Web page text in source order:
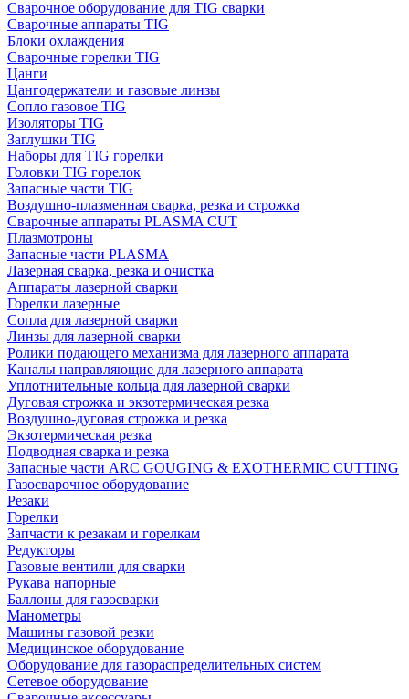
Сварочное оборудование для TIG сварки
Сварочные аппараты TIG
Блоки охлаждения
Сварочные горелки TIG
Цанги
Цангодержатели и газовые линзы
Сопло газовое TIG
Изоляторы TIG
Заглушки TIG
Наборы для TIG горелки
Головки TIG горелок
Запасные части TIG
Воздушно-плазменная сварка, резка и строжка
Сварочные аппараты PLASMA CUT
Плазмотроны
Запасные части PLASMA
Лазерная сварка, резка и очистка
Аппараты лазерной сварки
Горелки лазерные
Сопла для лазерной сварки
Линзы для лазерной сварки
Ролики подающего механизма для лазерного аппарата
Каналы направляющие для лазерного аппарата
Уплотнительные кольца для лазерной сварки
Дуговая строжка и экзотермическая резка
Воздушно-дуговая строжка и резка
Экзотермическая резка
Подводная сварка и резка
Запасные части ARC GOUGING & EXOTHERMIC CUTTING
Газосварочное оборудование
Резаки
Горелки
Запчасти к резакам и горелкам
Редукторы
Газовые вентили для сварки
Рукава напорные
Баллоны для газосварки
Манометры
Машины газовой резки
Медицинское оборудование
Оборудование для газораспределительных систем
Сетевое оборудование